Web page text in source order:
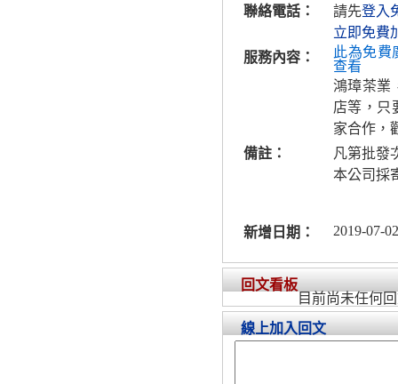
聯絡電話：
請先登入
立即免費
服務內容：
此為免費
查看
鴻璋茶業
店等，只
家合作，
備註：
凡第批發
本公司採
新增日期： 2019-07-
回文看板
目前尚未任何
線上加入回文